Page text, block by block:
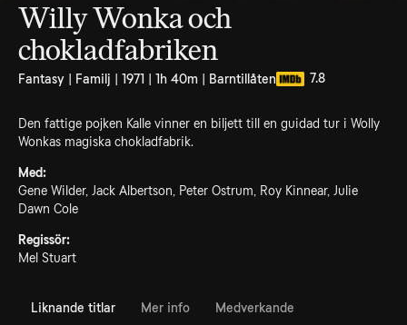
Willy Wonka och
chokladfabriken
Fantasy | Familj | 1971 | 1h 40m | Barntillåten 7.8
Den fattige pojken Kalle vinner en biljett till en guidad tur i Wolly
Wonkas magiska chokladfabrik.
Med:
Gene Wilder, Jack Albertson, Peter Ostrum, Roy Kinnear, Julie
Dawn Cole
Regissör:
Mel Stuart
Liknande titlar Mer info Medverkande